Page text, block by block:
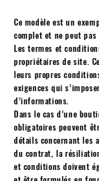
Ce modèle est un
complet et ne peut
Les termes et
propriétaires de site.
leurs propres
exigences qui
d’informations.
Dans le cas d’une
obligatoires peuvent
détails concernant les
du contrat, la
et conditions doivent